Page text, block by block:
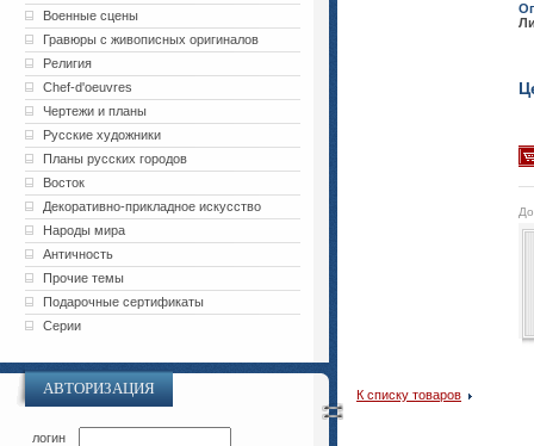
Военные сцены
Гравюры с живописных оригиналов
Религия
Chef-d'oeuvres
Чертежи и планы
Русские художники
Планы русских городов
Восток
Декоративно-прикладное искусство
Народы мира
Античность
Прочие темы
Подарочные сертификаты
Серии
АВТОРИЗАЦИЯ
логин
К списку товаров